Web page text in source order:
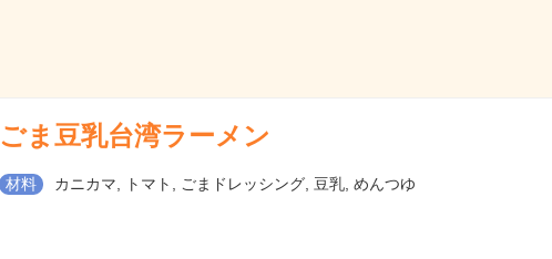
ごま豆乳台湾ラーメン
材料 カニカマ, トマト, ごまドレッシング, 豆乳, めんつゆ